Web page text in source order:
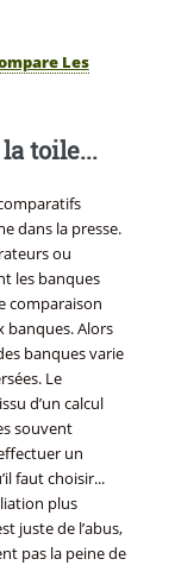
Les
toile...
dans la presse.
ou
les banques
comparaison
banques. Alors
banques varie
Le
d’un calcul
souvent
un
faut choisir...
plus
juste de l’abus,
pas la peine de